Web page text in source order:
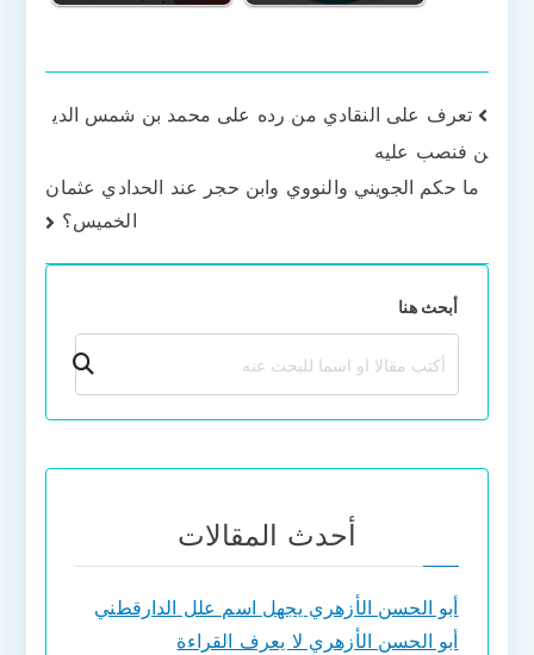
تصفّح
المقالات
تعرف على النقادي من رده على محمد بن شمس الدي
ن فنصب عليه
ما حكم الجويني والنووي وابن حجر عند الحدادي عثمان
الخميس؟
أبحث هنا
بحث
أحدث المقالات
أبو الحسن الأزهري يجهل اسم علل الدارقطني
أبو الحسن الأزهري لا يعرف القراءة